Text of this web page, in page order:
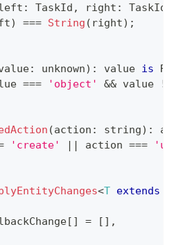
: TaskId , right : TaskId
) === String ( right) ;
: unknown) : value is
=== 'object' && value
(action : string) :
'create' action ===
<T extends
[ ] = [ ] ,